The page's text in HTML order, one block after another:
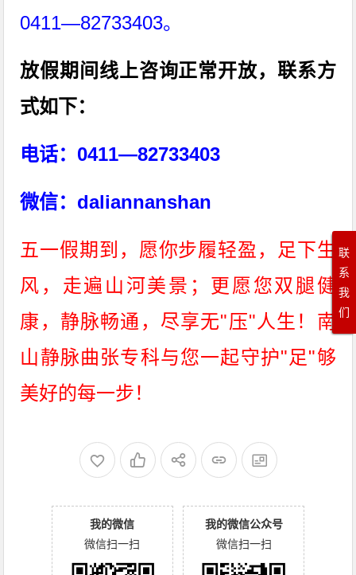
0411—82733403。
放假期间线上咨询正常开放，联系方
式如下：
电话：0411—82733403
微信：daliannanshan
五一假期到，愿你步履轻盈，足下生
风，走遍山河美景；更愿您双腿健
康，静脉畅通，尽享无"压"人生！南
山静脉曲张专科与您一起守护"足"够
美好的每一步！
我的微信
微信扫一扫
我的微信公众号
微信扫一扫
联
系
我
们